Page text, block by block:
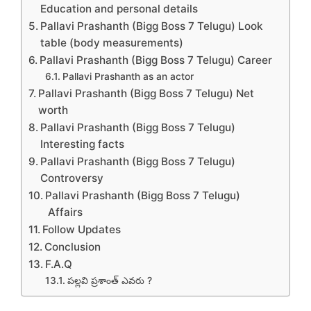
Education and personal details
Pallavi Prashanth (Bigg Boss 7 Telugu) Look
table (body measurements)
Pallavi Prashanth (Bigg Boss 7 Telugu) Career
Pallavi Prashanth as an actor
Pallavi Prashanth (Bigg Boss 7 Telugu) Net
worth
Pallavi Prashanth (Bigg Boss 7 Telugu)
Interesting facts
Pallavi Prashanth (Bigg Boss 7 Telugu)
Controversy
Pallavi Prashanth (Bigg Boss 7 Telugu)
Affairs
Follow Updates
Conclusion
F.A.Q
పల్లవి ప్రశాంత్ ఎవరు ?